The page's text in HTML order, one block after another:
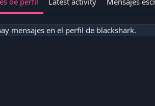
mensajes en el perfil de blackshark.